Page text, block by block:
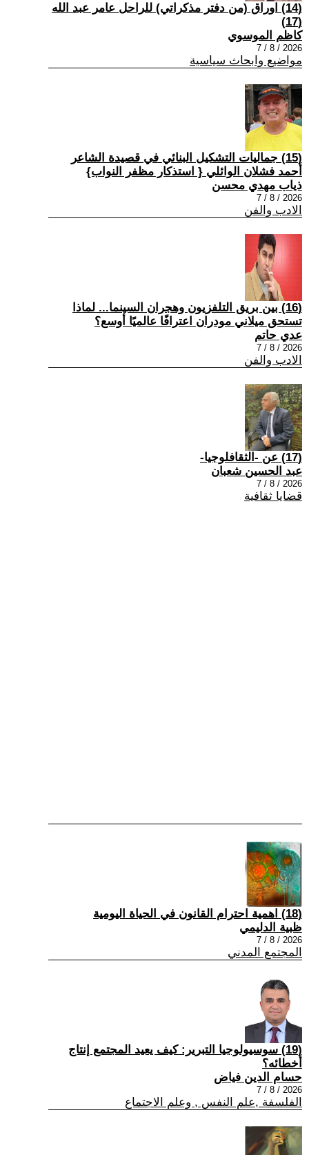
(14) اوراق (من دفتر مذكراتي) للراحل عامر عبد الله
(17)
كاظم الموسوي
2026 / 8 / 7
مواضيع وابحاث سياسية
(15) جماليات التشكيل البنائي في قصيدة الشاعر
أحمد فشلان الوائلي { استذكار مظفر النواب}
ذياب مهدي محسن
2026 / 8 / 7
الادب والفن
(16) بين بريق التلفزيون وهجران السينما... لماذا
تستحق ميلاني مودران اعترافًا عالميًا أوسع؟
عدي حاتم
2026 / 8 / 7
الادب والفن
(17) عن -الثقافلوجيا-
عبد الحسين شعبان
2026 / 8 / 7
قضايا ثقافية
(18) اهمية احترام القانون في الحياة اليومية
ظبية الدليمي
2026 / 8 / 7
المجتمع المدني
(19) سوسيولوجيا التبرير: كيف يعيد المجتمع إنتاج
أخطائه؟
حسام الدين فياض
2026 / 8 / 7
الفلسفة ,علم النفس , وعلم الاجتماع